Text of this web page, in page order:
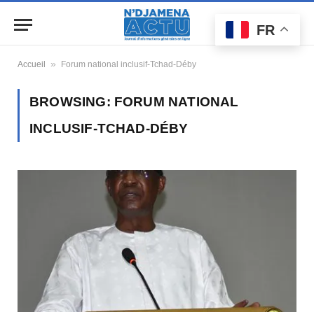
Accueil » Forum national inclusif-Tchad-Déby
BROWSING: FORUM NATIONAL
INCLUSIF-TCHAD-DÉBY
FR